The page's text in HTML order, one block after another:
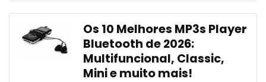
Os 10 Melhores MP3s Player
Bluetooth de 2026:
Multifuncional, Classic,
Mini e muito mais!